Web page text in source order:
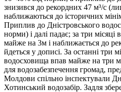
знизився до рекордних 47 м³/с
наближаються до історичних
Приплив до Дністровського
норми) і далі падає; за три
майже на 3м і наближається до
йдеться у дописі. За останні три
водосховища впав майже на три
для водозабезпечення громад,
Молдови спільно інспектували
Хотинський водозабір. Задля